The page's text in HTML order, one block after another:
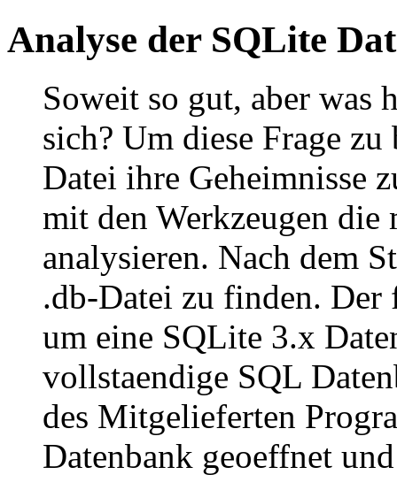
Analyse der SQLite
Soweit so gut, aber was
sich? Um diese Frage
Datei ihre Geheimnisse
mit den Werkzeugen
analysieren. Nach dem
.db-Datei zu finden. Der
um eine SQLite 3.x
vollstaendige SQL
des Mitgelieferten
Datenbank geoeffnet